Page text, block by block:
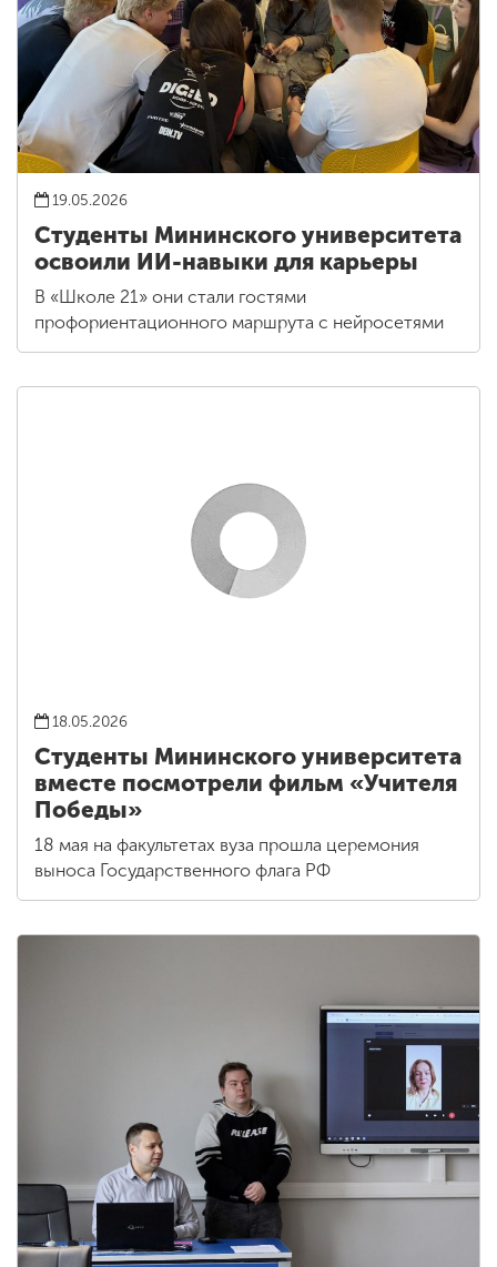
19.05.2026
Студенты Мининского университета
освоили ИИ-навыки для карьеры
В «Школе 21» они стали гостями
профориентационного маршрута с нейросетями
18.05.2026
Студенты Мининского университета
вместе посмотрели фильм «Учителя
Победы»
18 мая на факультетах вуза прошла церемония
выноса Государственного флага РФ